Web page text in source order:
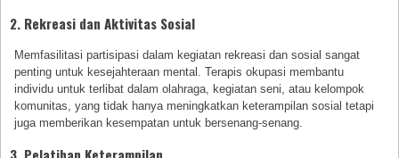
2. Rekreasi dan Aktivitas Sosial
Memfasilitasi partisipasi dalam kegiatan rekreasi dan sosial sangat
penting untuk kesejahteraan mental. Terapis okupasi membantu
individu untuk terlibat dalam olahraga, kegiatan seni, atau kelompok
komunitas, yang tidak hanya meningkatkan keterampilan sosial tetapi
juga memberikan kesempatan untuk bersenang-senang.